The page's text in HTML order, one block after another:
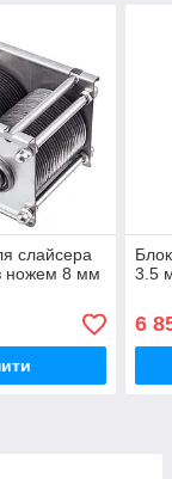
слайсера
ножем 8 мм
3.5
6